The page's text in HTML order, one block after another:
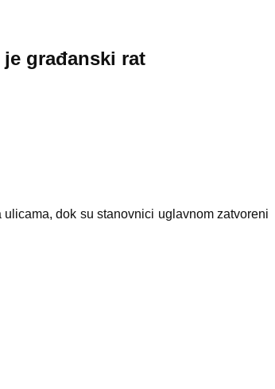
građanski rat
dok su stanovnici uglavnom zatvoreni